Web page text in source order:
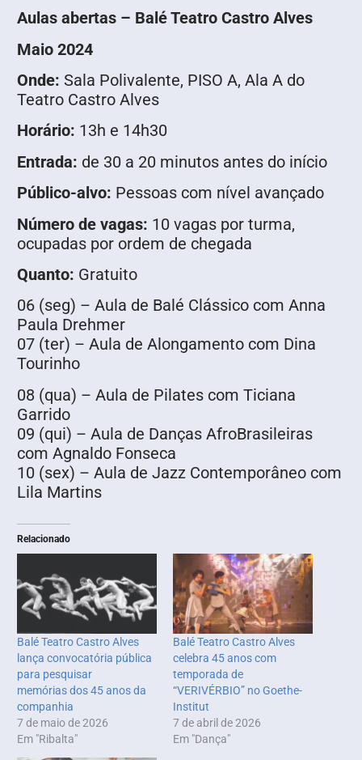
Aulas abertas – Balé Teatro Castro Alves
Maio 2024
Onde: Sala Polivalente, PISO A, Ala A do
Teatro Castro Alves
Horário: 13h e 14h30
Entrada: de 30 a 20 minutos antes do início
Público-alvo: Pessoas com nível avançado
Número de vagas: 10 vagas por turma,
ocupadas por ordem de chegada
Quanto: Gratuito
06 (seg) – Aula de Balé Clássico com Anna
Paula Drehmer
07 (ter) – Aula de Alongamento com Dina
Tourinho
08 (qua) – Aula de Pilates com Ticiana
Garrido
09 (qui) – Aula de Danças AfroBrasileiras
com Agnaldo Fonseca
10 (sex) – Aula de Jazz Contemporâneo com
Lila Martins
Relacionado
Balé Teatro Castro Alves
lança convocatória pública
para pesquisar
memórias dos 45 anos da
companhia
7 de maio de 2026
Em "Ribalta"
Balé Teatro Castro Alves
celebra 45 anos com
temporada de
“VERIVÉRBIO” no Goethe-
Institut
7 de abril de 2026
Em "Dança"